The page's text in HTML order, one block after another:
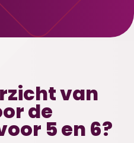
van
de
5 en 6?